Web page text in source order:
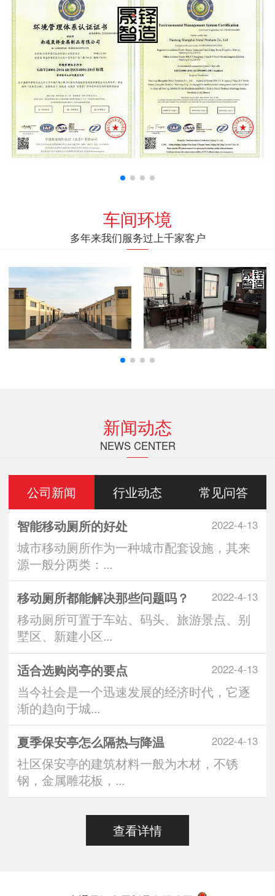
车间环境
多年来我们服务过上千家客户
新闻动态
NEWS CENTER
公司新闻 行业动态 常见问答
2022-4-13
智能移动厕所的好处
城市移动厕所作为一种城市配套设施，其来
源一般分两类：...
2022-4-13
移动厕所都能解决那些问题吗？
移动厕所可置于车站、码头、旅游景点、别
墅区、新建小区...
2022-4-13
适合选购岗亭的要点
当今社会是一个迅速发展的经济时代，它逐
渐的趋向于城...
2022-4-13
夏季保安亭怎么隔热与降温
社区保安亭的建筑材料一般为木材，不锈
钢，金属雕花板，...
查看详情